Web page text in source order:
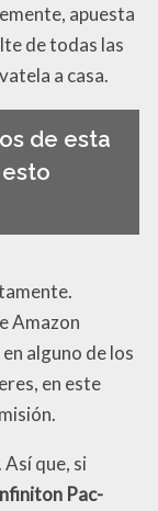
apuesta
de todas las
a casa.
de esta
Amazon
alguno de los
en este
que, si
Pac-